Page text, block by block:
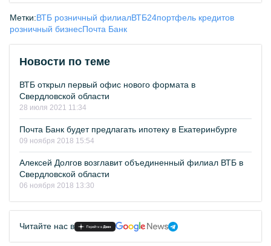
Метки:ВТБ розничный филиалВТБ24портфель кредитов
розничный бизнесПочта Банк
Новости по теме
ВТБ открыл первый офис нового формата в
Свердловской области
28 июля 2021 11:34
Почта Банк будет предлагать ипотеку в Екатеринбурге
09 ноября 2018 15:54
Алексей Долгов возглавит объединенный филиал ВТБ в
Свердловской области
06 ноября 2018 13:30
Читайте нас в